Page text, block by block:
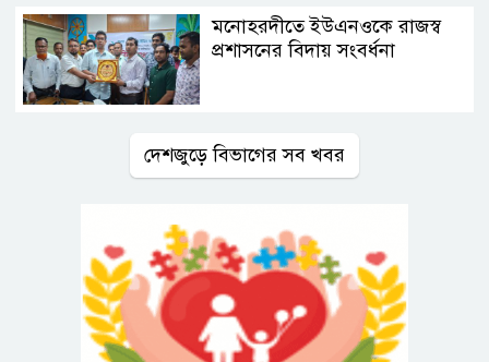
মনোহরদীতে ইউএনওকে রাজস্ব
প্রশাসনের বিদায় সংবর্ধনা
দেশজুড়ে বিভাগের সব খবর